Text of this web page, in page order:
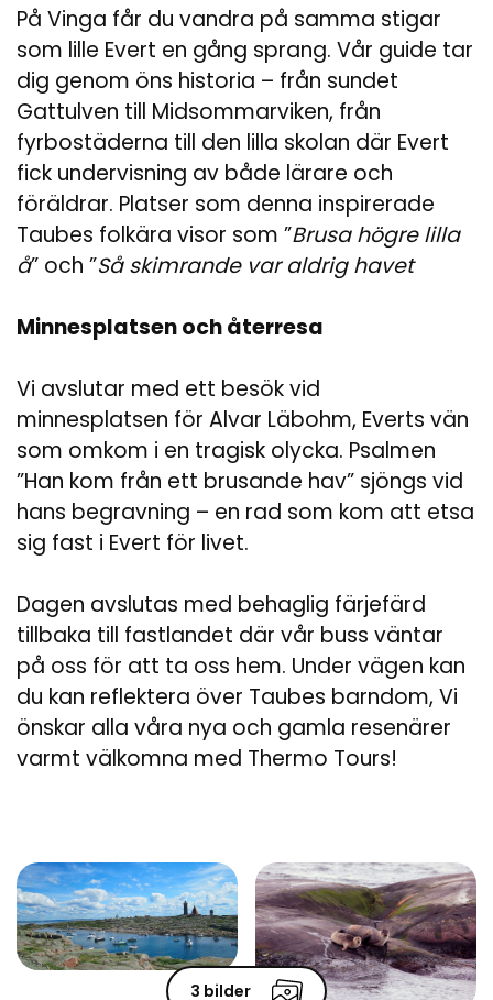
På Vinga får du vandra på samma stigar
som lille Evert en gång sprang. Vår guide tar
dig genom öns historia – från sundet
Gattulven till Midsommarviken, från
fyrbostäderna till den lilla skolan där Evert
fick undervisning av både lärare och
föräldrar. Platser som denna inspirerade
Taubes folkära visor som ”Brusa högre lilla
å” och ”Så skimrande var aldrig havet
Minnesplatsen och återresa
Vi avslutar med ett besök vid
minnesplatsen för Alvar Läbohm, Everts vän
som omkom i en tragisk olycka. Psalmen
”Han kom från ett brusande hav” sjöngs vid
hans begravning – en rad som kom att etsa
sig fast i Evert för livet.
Dagen avslutas med behaglig färjefärd
tillbaka till fastlandet där vår buss väntar
på oss för att ta oss hem. Under vägen kan
du kan reflektera över Taubes barndom, Vi
önskar alla våra nya och gamla resenärer
varmt välkomna med Thermo Tours!
3 bilder